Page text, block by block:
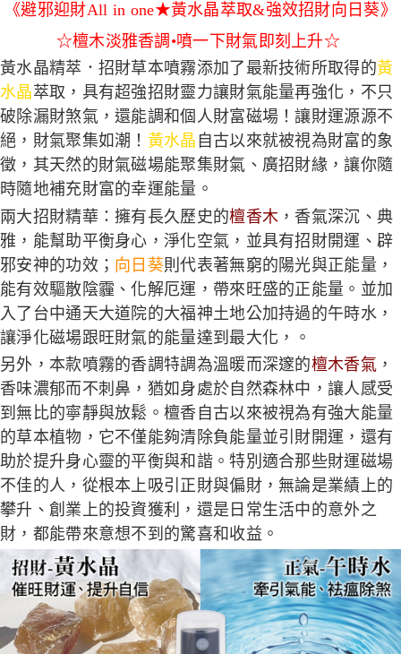
後付繳納相關費用。
是否繳費成功／繳費後需取消欲退款等相關疑問，請聯繫「AFTEE先享後付
客戶支援中心」
https://netprotections.freshdesk.com/support/home
【注意事項】
１．透過由恩沛科技股份有限公司提供之「AFTEE先享後付」服務完成之交
易，需依本服務之必要範圍內提供個人資料，並將交易相關給付款項請求債
權轉讓予恩沛科技股份有限公司。
２．關於個人資料處理事宜，請瀏覽以下網址：
https://aftee.tw/terms/#terms3
３．未成年的使用者請事先徵得法定代理人或監護人之同意方可使用
任。
４．使用「AFTEE先享後付」時，將依據個別帳號之用戶狀況，依本公司即
時審查核予不同之上限額度；若仍有額度不足之情形，本公司將視審查結果
請求用戶進行身份認證。
５．嚴禁一人註冊多個帳號或使用他人資訊註冊。若發現惡意使用之情形，
恩沛科技股份有限公司將有權停止該用戶之使用額度並採取法律行動。
《避邪迎財All in one★黃水晶萃取&強效招財向日葵》
☆檀木淡雅香調•噴一下財氣即刻上升☆
黃水晶精萃．招財草本噴霧添加了最新技術所取得的黃
水晶萃取，具有超強招財靈力讓財氣能量再強化，不只
破除漏財煞氣，還能調和個人財富磁場！讓財運源源不
絕，財氣聚集如潮！ 黃水晶 自古以來就被視為財富的象
徵，其天然的財氣磁場能聚集財氣、廣招財緣，讓你隨
時隨地補充財富的幸運能量。
兩大招財精華 ：擁有長久歷史的檀香木 ，香氣深沉、典
雅，能幫助平衡身心，淨化空氣，並具有招財開運、辟
邪安神的功效； 向日葵則代表著無窮的陽光與正能量，
能有效驅散陰霾、化解厄運，帶來旺盛的正能量。並加
入了台中通天大道院的大福神土地公加持過的午時水，
讓淨化磁場跟旺財氣的能量達到最大化，。
另外，本款噴霧的香調特調為溫暖而深邃的檀木香氣，
香味濃郁而不刺鼻，猶如身處於自然森林中，讓人感受
到無比的寧靜與放鬆。檀香自古以來被視為有強大能量
的草本植物，它不僅能夠清除負能量並引財開運，還有
助於提升身心靈的平衡與和諧。特別適合那些財運磁場
不佳的人，從根本上吸引正財與偏財，無論是業績上的
攀升、創業上的投資獲利，還是日常生活中的意外之
財，都能帶來意想不到的驚喜和收益。